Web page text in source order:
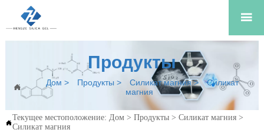

Продукты
 Дом > Продукты > Силикат магния>
Силикат
магния

Текущее местоположение: Дом> Продукты> Силикат магния>
Силикат магния